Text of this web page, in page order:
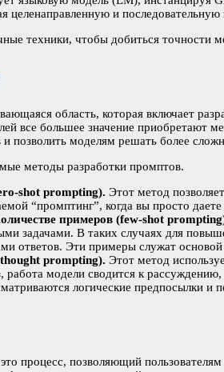
целенаправленную и последовательную
техники, чтобы добиться точности
область, которая включает
все большее значение приобретают
и позволить моделям решать более
методы разработки промптов.
shot prompting). Этот метод
“промптинг”, когда вы просто
примеров (few-shot
задачами. В таких случаях для
ответов. Эти примеры служат
prompting). Этот метод
работа модели сводится к
логические предпосылки и
процесс, позволяющий